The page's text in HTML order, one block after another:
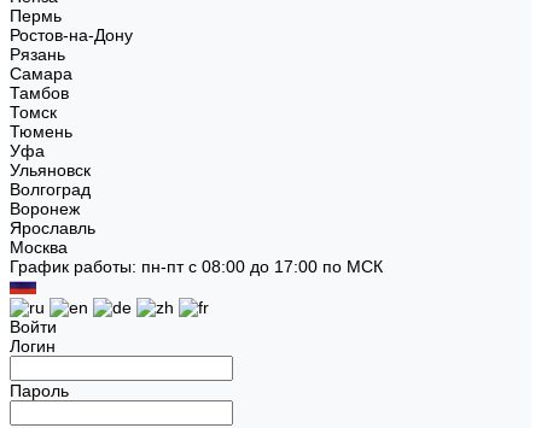
Пермь
Ростов-на-Дону
Рязань
Самара
Тамбов
Томск
Тюмень
Уфа
Ульяновск
Волгоград
Воронеж
Ярославль
Москва
График работы: пн-пт с 08:00 до 17:00 по МСК
Войти
Логин
Пароль